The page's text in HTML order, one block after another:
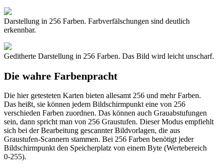
Darstellung in 256 Farben. Farbverfälschungen sind deutlich
erkennbar.
Geditherte Darstellung in 256 Farben. Das Bild wird leicht unscharf.
Die wahre Farbenpracht
Die hier getesteten Karten bieten allesamt 256 und mehr Farben.
Das heißt, sie können jedem Bildschirmpunkt eine von 256
verschieden Farben zuordnen. Das können auch Grauabstufungen
sein, dann spricht man von 256 Graustufen. Dieser Modus empfiehlt
sich bei der Bearbeitung gescannter Bildvorlagen, die aus
Graustufen-Scannern stammen. Bei 256 Farben benötigt jeder
Bildschirmpunkt den Speicherplatz von einem Byte (Wertebereich
0-255).